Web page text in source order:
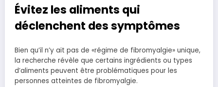
Évitez les aliments qui
déclenchent des symptômes
Bien qu’il n’y ait pas de «régime de fibromyalgie» unique,
la recherche révèle que certains ingrédients ou types
d’aliments peuvent être problématiques pour les
personnes atteintes de fibromyalgie.